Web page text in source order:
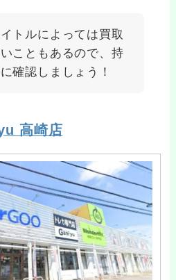
トルによっては買取
こともあるので、持
確認しましょう！
高崎店